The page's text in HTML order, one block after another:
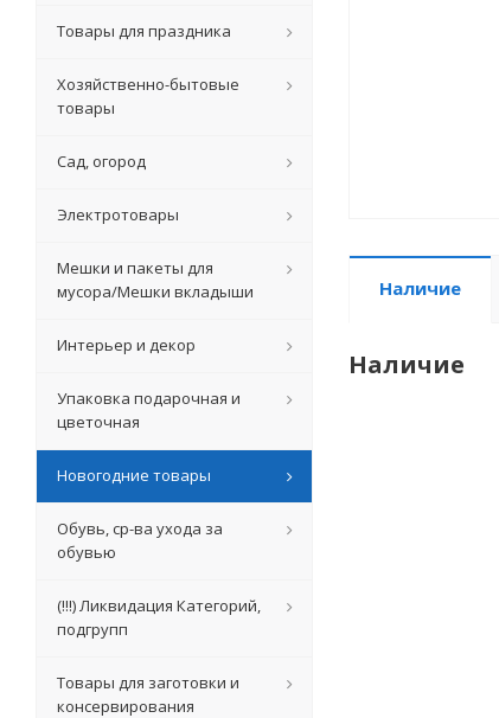
Наличие
Наличие
Товары для праздника
Хозяйственно-бытовые
товары
Сад, огород
Электротовары
Мешки и пакеты для
мусора/Мешки вкладыши
Интерьер и декор
Упаковка подарочная и
цветочная
Новогодние товары
Обувь, ср-ва ухода за
обувью
(!!!) Ликвидация Категорий,
подгрупп
Товары для заготовки и
консервирования